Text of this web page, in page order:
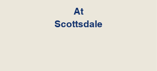
At
Scottsdale